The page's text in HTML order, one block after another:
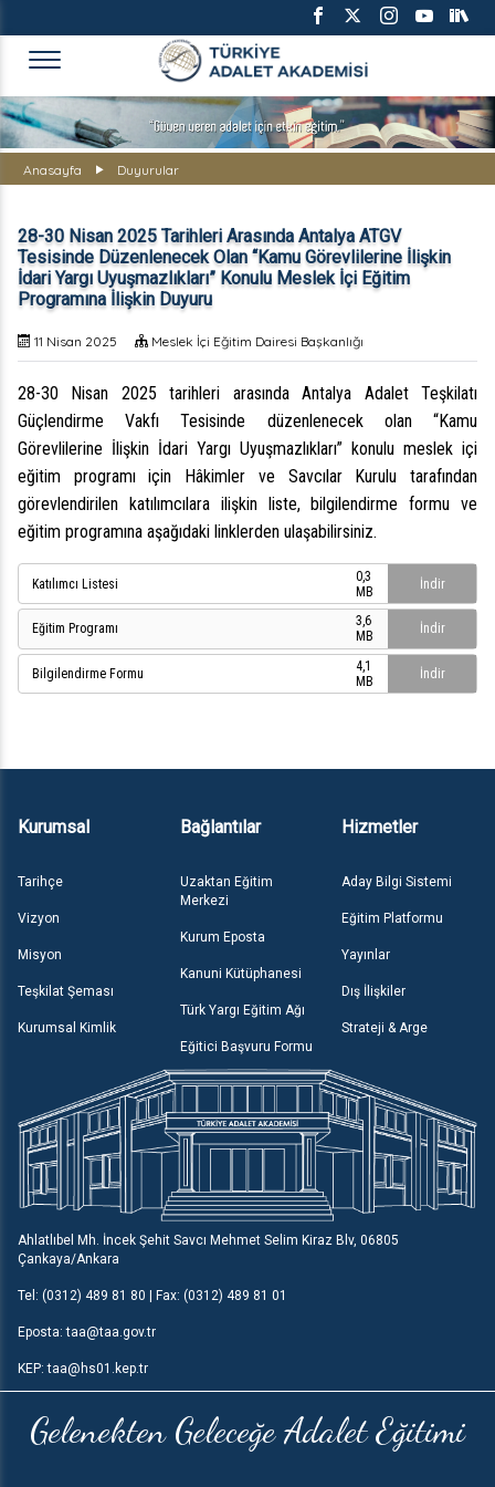
TÜRKİYE ADALET AKADEMİSİ
Anasayfa Duyurular
28-30 Nisan 2025 Tarihleri Arasında Antalya ATGV
Tesisinde Düzenlenecek Olan “Kamu Görevlilerine İlişkin
İdari Yargı Uyuşmazlıkları” Konulu Meslek İçi Eğitim
Programına İlişkin Duyuru
11 Nisan 2025 Meslek İçi Eğitim Dairesi Başkanlığı
28-30 Nisan 2025 tarihleri arasında Antalya Adalet Teşkilatı
Güçlendirme Vakfı Tesisinde düzenlenecek olan “Kamu
Görevlilerine İlişkin İdari Yargı Uyuşmazlıkları” konulu meslek içi
eğitim programı için Hâkimler ve Savcılar Kurulu tarafından
görevlendirilen katılımcılara ilişkin liste, bilgilendirme formu ve
eğitim programına aşağıdaki linklerden ulaşabilirsiniz.
Katılımcı Listesi
0,3
MB
İndir
Eğitim Programı
3,6
MB
İndir
Bilgilendirme Formu
4,1
MB
İndir
Kurumsal
Tarihçe
Vizyon
Misyon
Teşkilat Şeması
Kurumsal Kimlik
Bağlantılar
Uzaktan Eğitim
Merkezi
Kurum Eposta
Kanuni Kütüphanesi
Türk Yargı Eğitim Ağı
Eğitici Başvuru Formu
Hizmetler
Aday Bilgi Sistemi
Eğitim Platformu
Yayınlar
Dış İlişkiler
Strateji & Arge
Ahlatlıbel Mh. İncek Şehit Savcı Mehmet Selim Kiraz Blv, 06805
Çankaya/Ankara
Tel: (0312) 489 81 80 | Fax: (0312) 489 81 01
Eposta: taa@taa.gov.tr
KEP: taa@hs01.kep.tr
Gelenekten Geleceğe Adalet Eğitimi